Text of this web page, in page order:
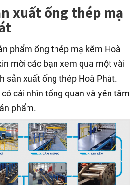
xuất ống thép mạ
phẩm ống thép mạ kẽm Hoà
mời các bạn xem qua một vài
sản xuất ống thép Hoà Phát.
cái nhìn tổng quan và yên tâm
phẩm.